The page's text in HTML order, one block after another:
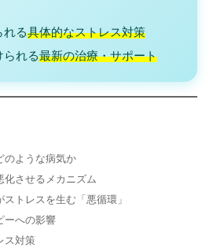
れる具体的なストレス対策
られる最新の治療・サポート
のような病気か
化させるメカニズム
トレスを生む「悪循環」
ーへの影響
ス対策